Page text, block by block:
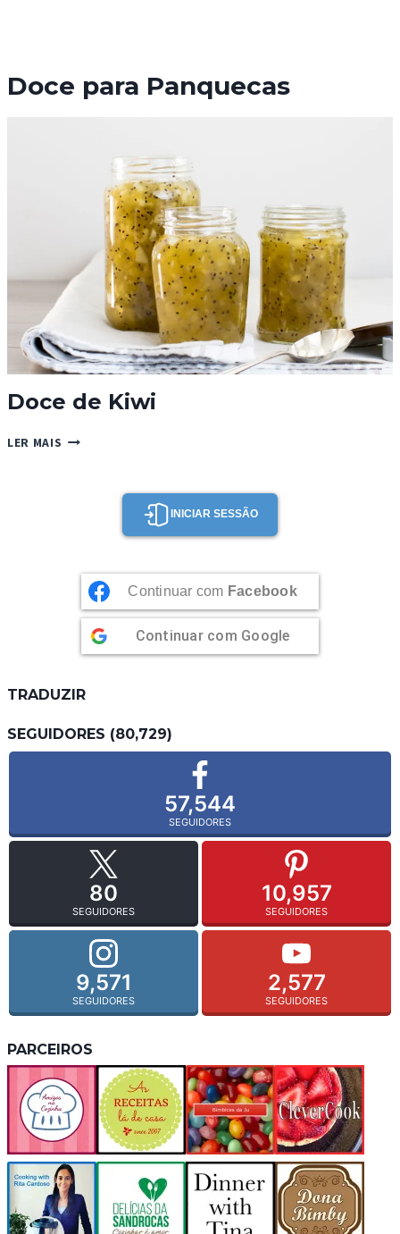
Doce para Panquecas
Doce de Kiwi
LER MAIS DOCE
INICIAR SESSÃO
Continuar com Facebook
Continuar com Google
TRADUZIR
SEGUIDORES (80,729)
57,544
SEGUIDORES
80
SEGUIDORES
10,957
SEGUIDORES
9,571
SEGUIDORES
2,577
SEGUIDORES
PARCEIROS